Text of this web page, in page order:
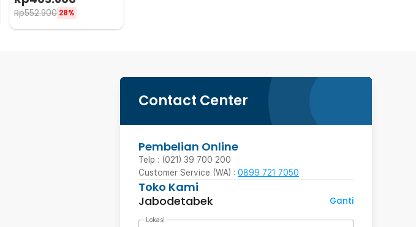
BG1533
Rp552.900 28%
Contact Center
Pembelian Online
Telp : (021) 39 700 200
Customer Service (WA) : 0899 721 7050
Toko Kami
Jabodetabek
Ganti
Lokasi